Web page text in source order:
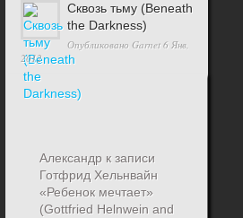
Сквозь тьму (Beneath
the Darkness)
Опубликовано Garnet6 Янв,
2012
Александрк записи
Готфрид Хельнвайн
«Ребенок мечтает»
(Gottfried Helnwein and